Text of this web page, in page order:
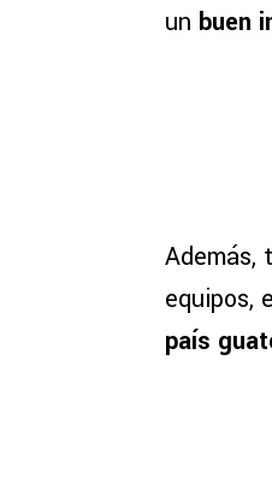
un buen
Además,
equipos,
país